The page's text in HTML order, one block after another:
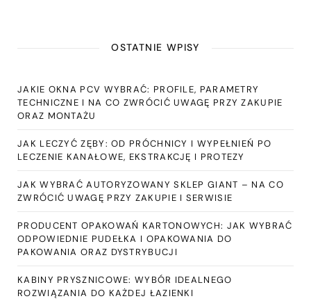
OSTATNIE WPISY
JAKIE OKNA PCV WYBRAĆ: PROFILE, PARAMETRY
TECHNICZNE I NA CO ZWRÓCIĆ UWAGĘ PRZY ZAKUPIE
ORAZ MONTAŻU
JAK LECZYĆ ZĘBY: OD PRÓCHNICY I WYPEŁNIEŃ PO
LECZENIE KANAŁOWE, EKSTRAKCJĘ I PROTEZY
JAK WYBRAĆ AUTORYZOWANY SKLEP GIANT – NA CO
ZWRÓCIĆ UWAGĘ PRZY ZAKUPIE I SERWISIE
PRODUCENT OPAKOWAŃ KARTONOWYCH: JAK WYBRAĆ
ODPOWIEDNIE PUDEŁKA I OPAKOWANIA DO
PAKOWANIA ORAZ DYSTRYBUCJI
KABINY PRYSZNICOWE: WYBÓR IDEALNEGO
ROZWIĄZANIA DO KAŻDEJ ŁAZIENKI